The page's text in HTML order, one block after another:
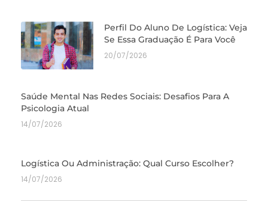
Perfil Do Aluno De Logística: Veja
Se Essa Graduação É Para Você
20/07/2026
Saúde Mental Nas Redes Sociais: Desafios Para A
Psicologia Atual
14/07/2026
Logística Ou Administração: Qual Curso Escolher?
14/07/2026